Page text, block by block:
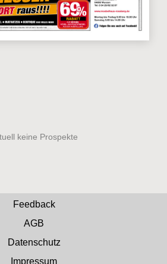
Feedback
AGB
Datenschutz
Impressum